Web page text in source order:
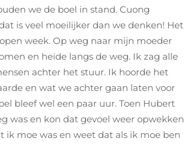
we de boel in stand. Cuong
is veel moeilijker dan we denken! Het
week. Op weg naar mijn moeder
en heide langs de weg. Ik zag alle
achter het stuur. Ik hoorde het
en wat we achter gaan laten voor
bleef wel een paar uur. Toen Hubert
was en kon dat gevoel weer opwekken
moe was en weet dat als ik moe ben